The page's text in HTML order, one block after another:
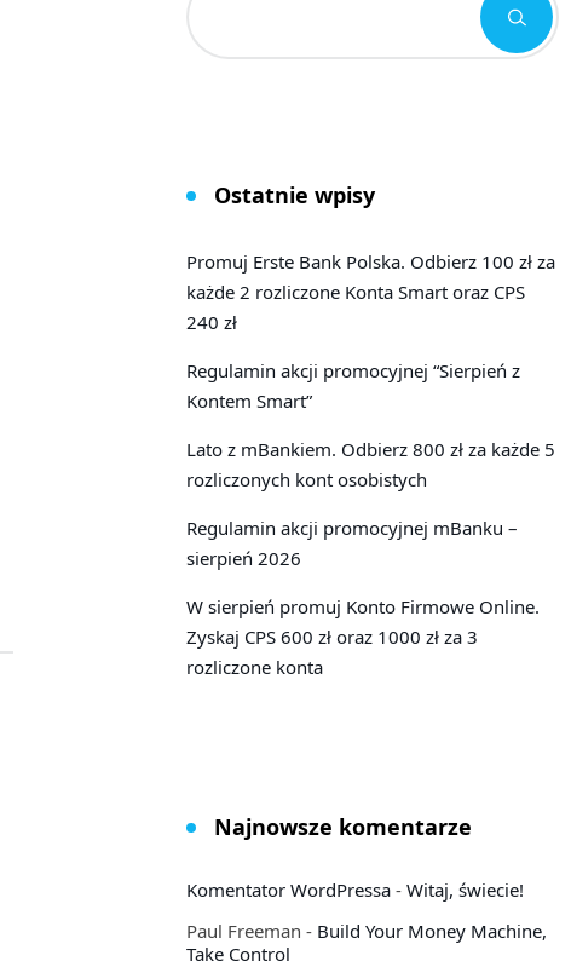
Ostatnie wpisy
Promuj Erste Bank Polska. Odbierz 100 zł za
każde 2 rozliczone Konta Smart oraz CPS
240 zł
Regulamin akcji promocyjnej “Sierpień z
Kontem Smart”
Lato z mBankiem. Odbierz 800 zł za każde 5
rozliczonych kont osobistych
Regulamin akcji promocyjnej mBanku –
sierpień 2026
W sierpień promuj Konto Firmowe Online.
Zyskaj CPS 600 zł oraz 1000 zł za 3
rozliczone konta
Najnowsze komentarze
Komentator WordPressa- Witaj, świecie!
Paul Freeman - Build Your Money Machine,
Take Control